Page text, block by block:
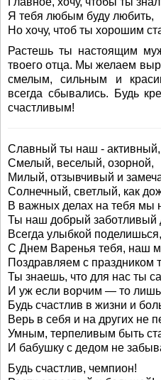
Я тебя любым буду любить,
Но хочу, чтоб ты хорошим
Растешь ты настоящим
твоего отца. Мы желаем
смелым, сильным и
всегда сбывались. Будь
счастливым!
Славный ты наш -
Смелый, веселый, озорной,
Милый, отзывчивый и
Солнечный, светлый, как
В важных делах на тебя мы
Ты наш добрый заботливый
Всегда улыбкой поделишься,
С Днем Варенья тебя, наш
Поздравляем с праздником
Ты знаешь, что для нас ты
И уж если ворчим — то
Будь счастлив в жизни и
Верь в себя и на других не
Умным, терпеливым быть
И бабушку с дедом не
Будь счастлив, чемпион!